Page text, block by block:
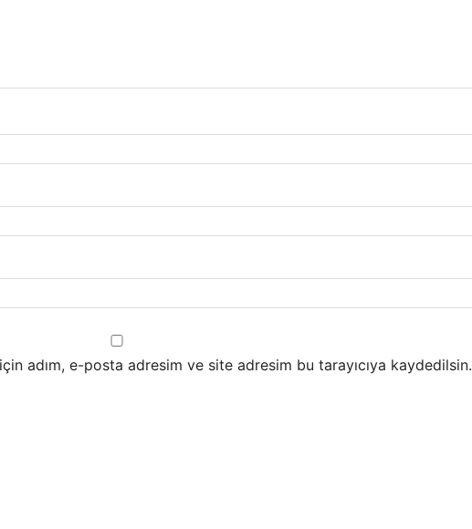
adım, e-posta adresim ve site adresim bu tarayıcıya kaydedilsin.